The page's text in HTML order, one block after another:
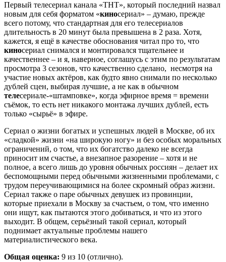
Первый телесериал канала «ТНТ», который последний назвал
новым для себя форматом «киносериал» – думаю, прежде
всего потому, что стандартная для его телесериалов
длительность в 20 минут была превышена в 2 раза. Хотя,
кажется, я ещё в качестве обоснования читал про то, что
киносериал снимался и монтировался тщательнее и
качественнее – и я, наверное, соглашусь с этим по результатам
просмотра 3 сезонов, что качественно сделано, несмотря на
участие новых актёров, как будто явно снимали по несколько
дублей сцен, выбирая лучшие, а не как в обычном
телесериале-«штамповке», когда эфирное время = времени
съёмок, то есть нет никакого монтажа лучших дублей, есть
только «сырьё» в эфире.
Сериал о жизни богатых и успешных людей в Москве, об их
«сладкой» жизни «на широкую ногу» и без особых моральных
ограничений, о том, что их богатство далеко не всегда
приносит им счастье, а внезапное разорение – хотя и не
полное, а всего лишь до уровня обычных россиян – делает их
беспомощными перед обычными жизненными проблемами, с
трудом переучивающимися на более скромный образ жизни.
Сериал также о паре обычных девушек из провинции,
которые приехали в Москву за счастьем, о том, что именно
они ищут, как пытаются этого добиваться, и что из этого
выходит. В общем, серьёзный такой сериал, который
поднимает актуальные проблемы нашего
материалистического века.
Общая оценка: 9 из 10 (отлично).